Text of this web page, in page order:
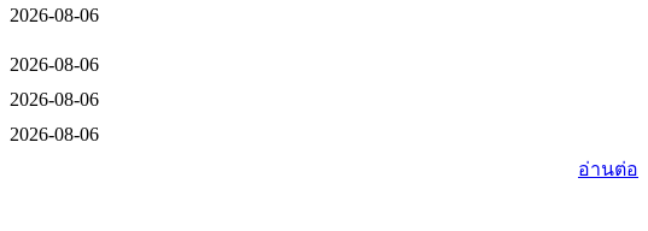
2026-08-06
2026-08-06
2026-08-06
2026-08-06
อ่านต่อ